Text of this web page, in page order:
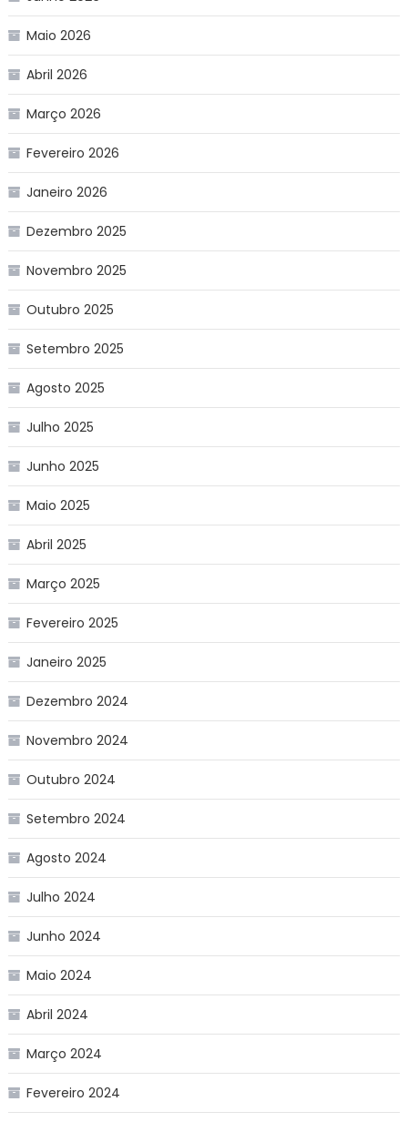
Maio 2026
Abril 2026
Março 2026
Fevereiro 2026
Janeiro 2026
Dezembro 2025
Novembro 2025
Outubro 2025
Setembro 2025
Agosto 2025
Julho 2025
Junho 2025
Maio 2025
Abril 2025
Março 2025
Fevereiro 2025
Janeiro 2025
Dezembro 2024
Novembro 2024
Outubro 2024
Setembro 2024
Agosto 2024
Julho 2024
Junho 2024
Maio 2024
Abril 2024
Março 2024
Fevereiro 2024